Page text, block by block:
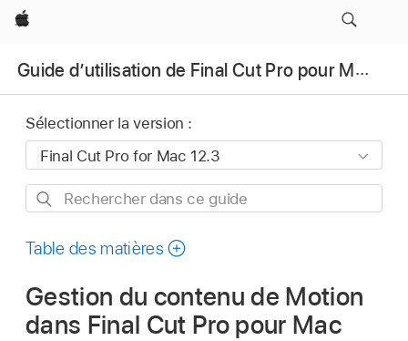
Apple
Guide d’utilisation de Final Cut Pro pour Mac
Sélectionner la version :
Rechercher
ce
Table des matières
Gestion du contenu de Motion
dans Final Cut Pro pour Mac